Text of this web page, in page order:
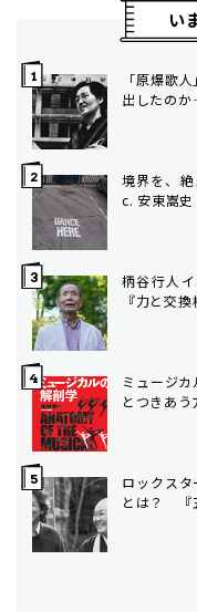
い
「原爆歌
出したの
境界を、
c. 安東嵩
柄谷行人
『力と交
ミュージカ
とつきあう
ロックスタ
とは？ 『